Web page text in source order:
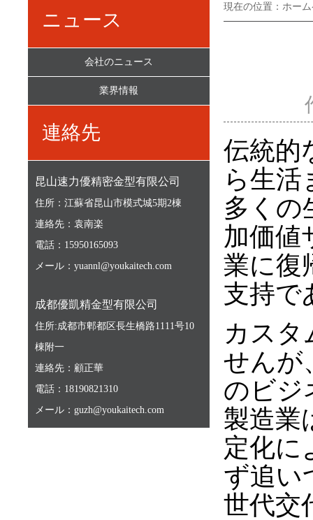
ニュース
会社のニュース
業界情報
連絡先
昆山速力優精密金型有限公司
住所：江蘇省昆山市模式城5期2棟
連絡先：袁南楽
電話：15950165093
メール：yuannl@youkaitech.com
成都優凱精金型有限公司
住所:成都市郫都区長生橋路1111号10
棟附一
連絡先：顧正華
電話：18190821310
メール：guzh@youkaitech.com
現在の位置： ホー
伝統的
ら生活
多くの
加価値
業に復
支持で
カスタ
せんが
のビジ
製造業
定化に
ず追い
世代交